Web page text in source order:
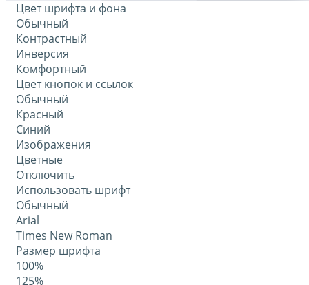
Цвет шрифта и фона
Обычный
Контрастный
Инверсия
Комфортный
Цвет кнопок и ссылок
Обычный
Красный
Синий
Изображения
Цветные
Отключить
Использовать шрифт
Обычный
Arial
Times New Roman
Размер шрифта
100%
125%